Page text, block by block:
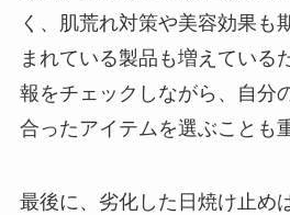
く、肌荒れ対策や美容効果も
まれている製品も増えている
報をチェックしながら、自分
合ったアイテムを選ぶことも
最後に、劣化した日焼け止め